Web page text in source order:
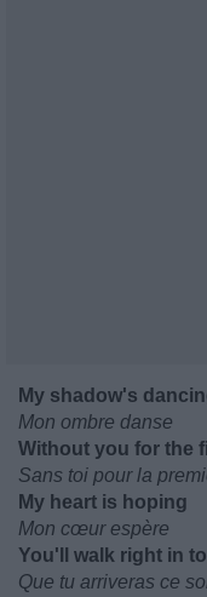
My shadow's
Mon ombre danse
Without you for the
Sans toi pour la
My heart is hoping
Mon cœur espère
You'll walk right in
Que tu arriveras ce